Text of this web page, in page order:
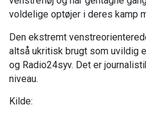
voldelige optøjer i deres kamp
Den ekstremt
altså ukritisk brugt som uvildig
og Radio24syv. Det er
niveau.
Kilde: